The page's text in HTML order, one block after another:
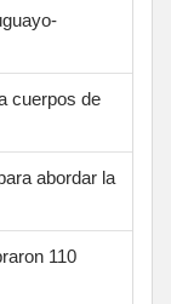
cuerpos de
abordar la
110